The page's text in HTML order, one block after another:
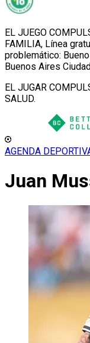
EL JUEGO
FAMILIA, Línea
problemático:
Buenos Aires
EL JUGAR
SALUD.
AGENDA
Juan